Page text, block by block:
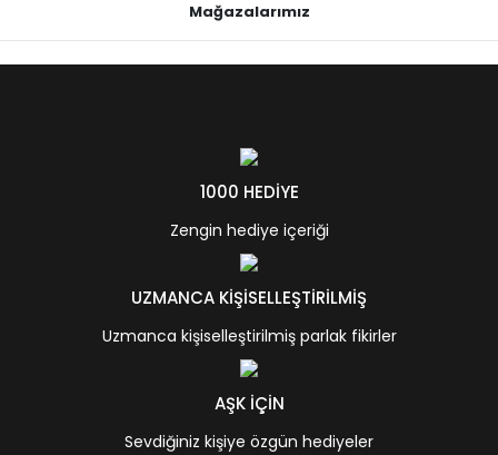
Mağazalarımız
1000 HEDİYE
Zengin hediye içeriği
UZMANCA KİŞİSELLEŞTİRİLMİŞ
Uzmanca kişiselleştirilmiş parlak fikirler
AŞK İÇİN
Sevdiğiniz kişiye özgün hediyeler